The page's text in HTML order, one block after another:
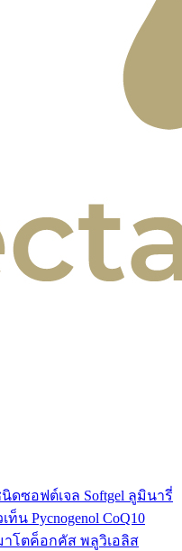
นิดซอฟต์เจล Softgel ลูมินารี่
Pycnogenol CoQ10
มาโตค็อกคัส พลูวิเอลิส